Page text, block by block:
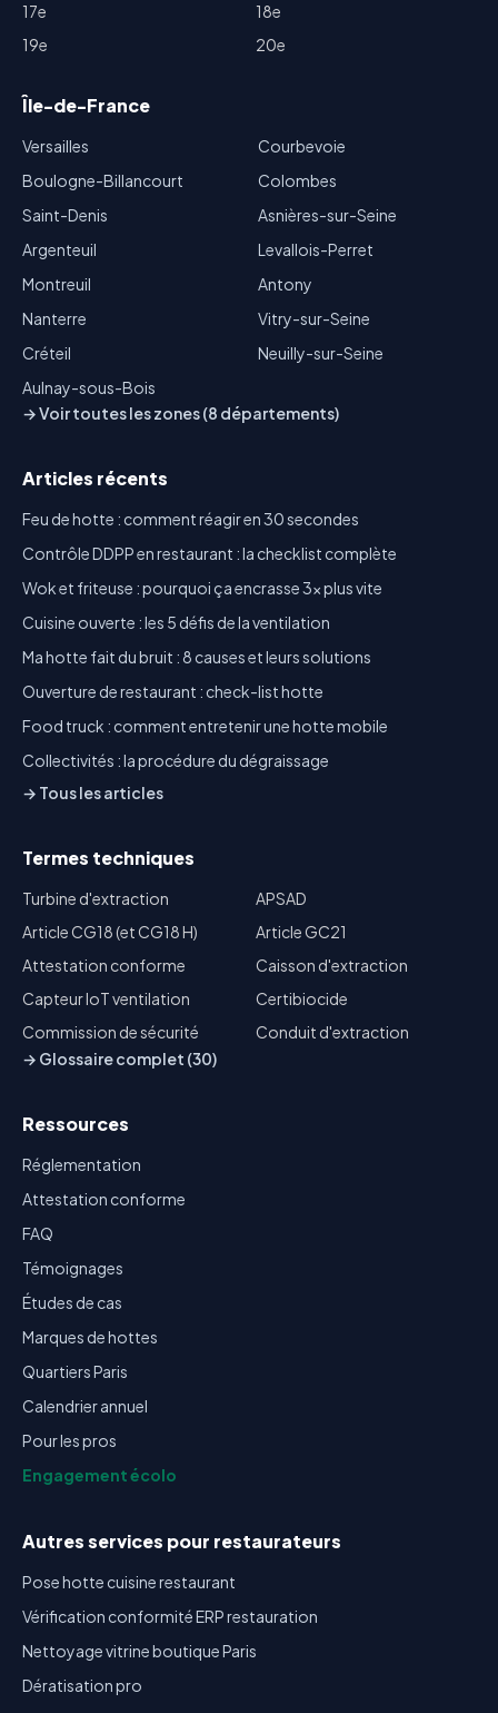
17e
18e
19e
20e
Île-de-France
Versailles
Boulogne-Billancourt
Saint-Denis
Argenteuil
Montreuil
Nanterre
Créteil
Aulnay-sous-Bois
Courbevoie
Colombes
Asnières-sur-Seine
Levallois-Perret
Antony
Vitry-sur-Seine
Neuilly-sur-Seine
→ Voir toutes les zones (8 départements)
Articles récents
Feu de hotte : comment réagir en 30 secondes
Contrôle DDPP en restaurant : la checklist complète
Wok et friteuse : pourquoi ça encrasse 3x plus vite
Cuisine ouverte : les 5 défis de la ventilation
Ma hotte fait du bruit : 8 causes et leurs solutions
Ouverture de restaurant : check-list hotte
Food truck : comment entretenir une hotte mobile
Collectivités : la procédure du dégraissage
→ Tous les articles
Termes techniques
Turbine d'extraction
APSAD
Article CG18 (et CG18 H)
Article GC21
Attestation conforme
Caisson d'extraction
Capteur IoT ventilation
Certibiocide
Commission de sécurité
Conduit d'extraction
→ Glossaire complet (30)
Ressources
Réglementation
Attestation conforme
FAQ
Témoignages
Études de cas
Marques de hottes
Quartiers Paris
Calendrier annuel
Pour les pros
Engagement écolo
Autres services pour restaurateurs
Pose hotte cuisine restaurant
Vérification conformité ERP restauration
Nettoyage vitrine boutique Paris
Dératisation pro